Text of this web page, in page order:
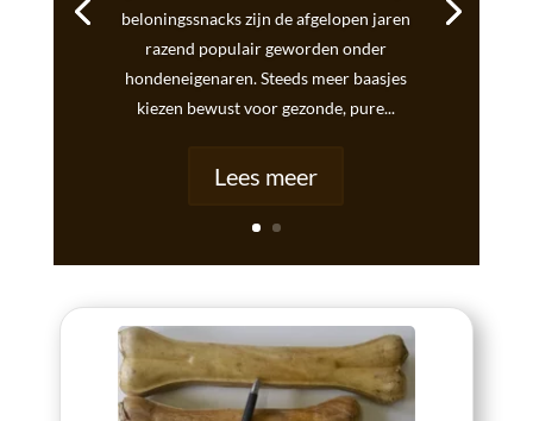
beloningssnacks zijn de afgelopen jaren
razend populair geworden onder
hondeneigenaren. Steeds meer baasjes
kiezen bewust voor gezonde, pure...
Lees meer